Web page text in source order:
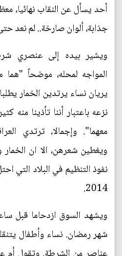
أحد يسأل عن النقاب نهائيا،
جذابة، ألوان صارخة.. لم نعد
ويشير بيده إلى عنصري
المواجه لمحله، موضحاً "هما
يريان نساء يرتدين الخمار
نزعه باعتبار أننا تأذينا منه
معهما". وإجمالا، ترتدي
ويغطين شعرهن، الا ان
نفوذ التنظيم في البلاد التي
2014.
ويشهد السوق ازدحاما قبل
شهر رمضان. نساء وأطفال